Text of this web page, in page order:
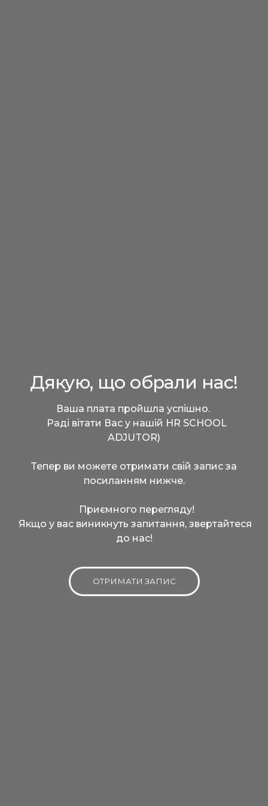
Дякую, що обрали нас!
Ваша плата пройшла успішно.
Раді вітати Вас у нашій HR SCHOOL
ADJUTOR)
Тепер ви можете отримати свій запис за
посиланням нижче.
Приємного перегляду!
Якщо у вас виникнуть запитання, звертайтеся
до нас!
ОТРИМАТИ ЗАПИС